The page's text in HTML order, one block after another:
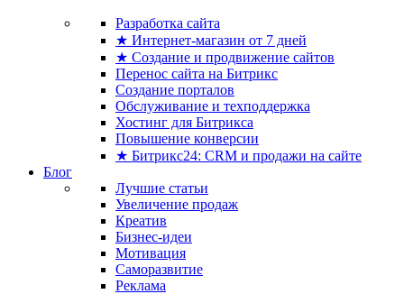
Разработка сайта
★ Интернет-магазин от 7 дней
★ Создание и продвижение сайтов
Перенос сайта на Битрикс
Создание порталов
Обслуживание и техподдержка
Хостинг для Битрикса
Повышение конверсии
★ Битрикс24: CRM и продажи на сайте
Блог
Лучшие статьи
Увеличение продаж
Креатив
Бизнес-идеи
Мотивация
Саморазвитие
Реклама